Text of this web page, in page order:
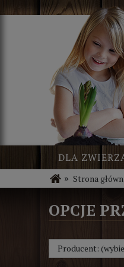
DLA
BLOG
» Strona
OPCJE
Producent: